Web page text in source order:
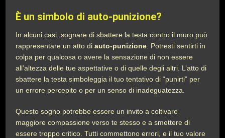
È un simbolo di auto-punizione?
In alcuni casi, sognare di sbattere la testa contro il muro può
rappresentare un atto diauto-punizione . Potresti sentirti in
colpa per qualcosa o avere la sensazione di non essere
all’altezza delle tue aspettative o di quelle degli altri. L’atto di
sbattere la testa simboleggia il tuo tentativo di “punirti” per
un errore percepito o per un senso di inadeguatezza.
Questo sogno potrebbe essere un invito a coltivare
maggiore compassione verso te stesso e a smettere di
essere troppo critico. Tutti commettono errori, e il tuo valore